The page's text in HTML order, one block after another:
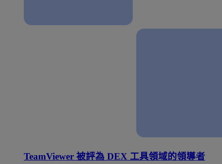
TeamViewer 被評為 DEX 工具領域的領導者